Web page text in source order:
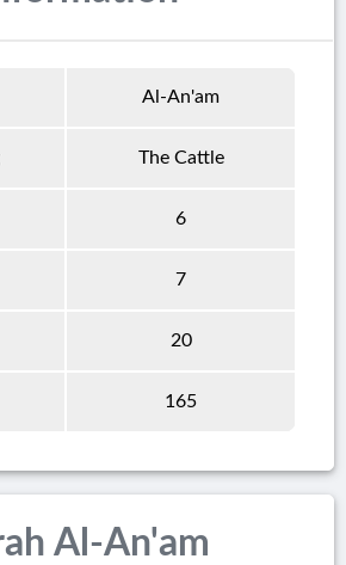
Al-An'am
The Cattle
6
7
20
165
Al-An'am